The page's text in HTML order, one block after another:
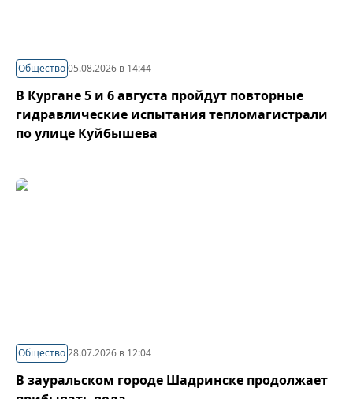
Общество05.08.2026 в 14:44
В Кургане 5 и 6 августа пройдут повторные
гидравлические испытания тепломагистрали
по улице Куйбышева
Общество28.07.2026 в 12:04
В зауральском городе Шадринске продолжает